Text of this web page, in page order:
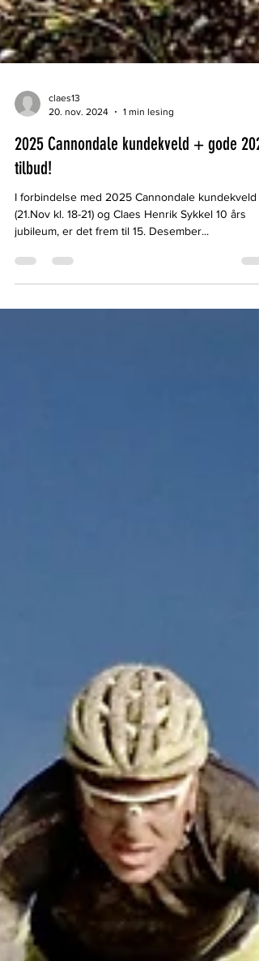
20. nov. 2024
1 min lesing
2025 Cannondale kundekveld + gode 2024
tilbud!
I forbindelse med 2025 Cannondale kundekveld
jubileum, er det frem til 15. Desember...